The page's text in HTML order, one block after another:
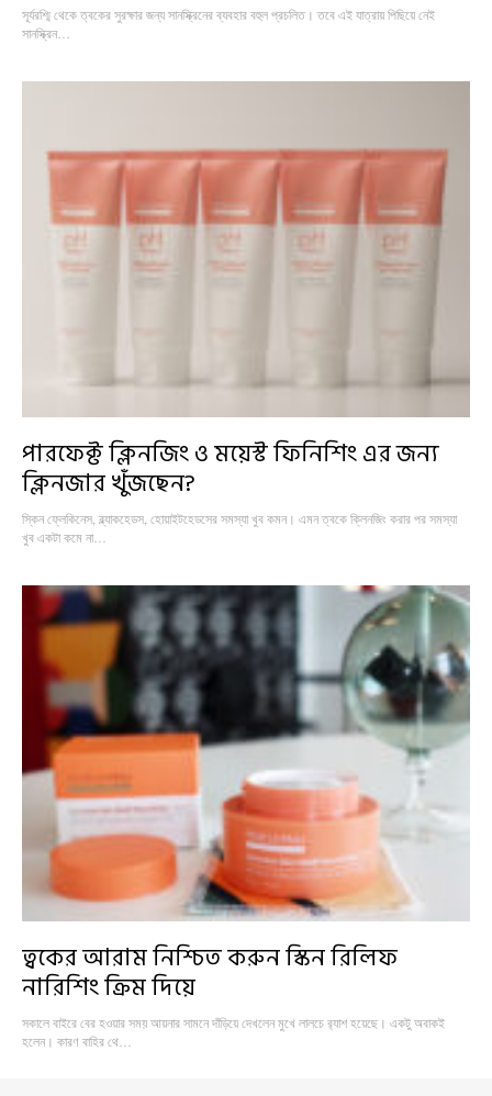
সূর্যরশ্মি থেকে ত্বকের সুরক্ষার জন্য সানস্ক্রিনের ব্যবহার বহুল প্রচলিত। তবে এই যাত্রায় পিছিয়ে নেই
সানস্ক্রিন…
পারফেক্ট ক্লিনজিং ও ময়েস্ট ফিনিশিং এর জন্য
ক্লিনজার খুঁজছেন?
স্কিন ফ্লেকিনেস, ব্ল্যাকহেডস, হোয়াইটহেডসের সমস্যা খুব কমন। এমন ত্বকে ক্লিনজিং করার পর সমস্যা
খুব একটা কমে না…
ত্বকের আরাম নিশ্চিত করুন স্কিন রিলিফ
নারিশিং ক্রিম দিয়ে
সকালে বাইরে বের হওয়ার সময় আয়নার সামনে দাঁড়িয়ে দেখলেন মুখে লালচে র‍্যাশ হয়েছে। একটু অবাকই
হলেন। কারণ বাহির থে…